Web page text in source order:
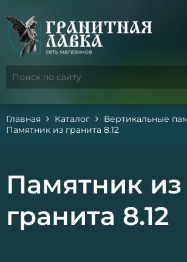
Главная Каталог
Вертикальные
Памятник из гранита 8.12
Памятник из
гранита 8.12